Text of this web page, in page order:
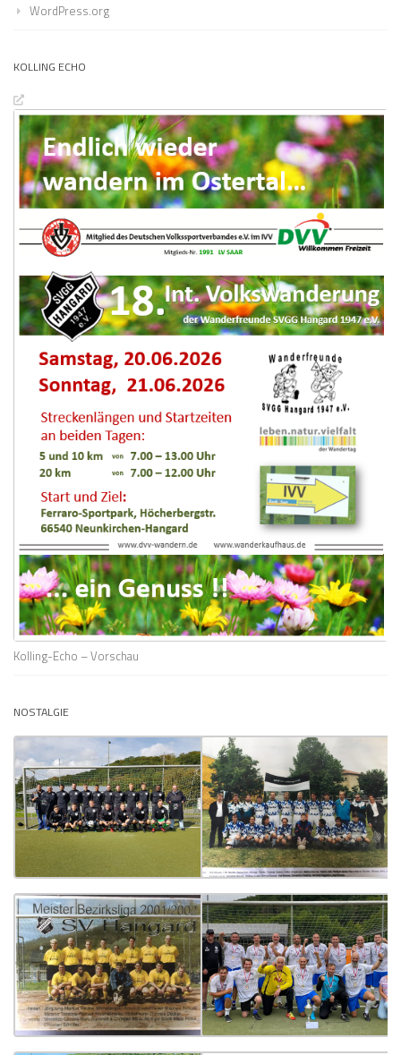
WordPress.org
KOLLING ECHO
Kolling-Echo – Vorschau
NOSTALGIE